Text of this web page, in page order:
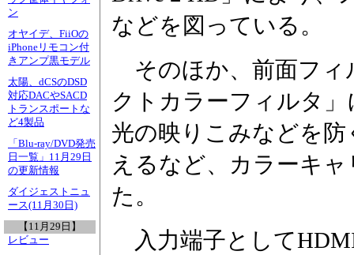
ン
オヤイデ、FiiOの
iPhoneリモコン付
きアンプ黒モデル
太陽、dCSのDSD
対応DACやSACD
トランスポートな
ど4製品
「Blu-ray/DVD発売
日一覧」11月29日
の更新情報
ダイジェストニュ
ース(11月30日)
【11月29日】
レビュー
などを図っている。
そのほか、前面フィ
クトカラーフィルタ
光の映りこみなどを
えるなど、カラーキ
た。
入力端子として